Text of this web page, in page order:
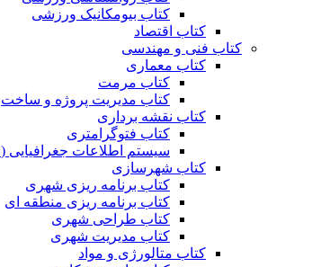
کتاب بیومکانیک ورزشی
کتاب اقتصاد
کتاب فنی و مهندسی
کتاب معماری
کتاب مرمت
کتاب مدیریت پروژه و ساخت
کتاب نقشه برداری
کتاب فتوگرامتری
سیستم اطلاعات جغرافیایی (GIS)
کتاب شهرسازی
کتاب برنامه ریزی شهری
کتاب برنامه ریزی منطقه ای
کتاب طراحی شهری
کتاب مدیریت شهری
کتاب متالورژی و مواد